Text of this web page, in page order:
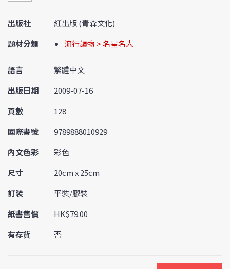
出版社
紅出版 (青森文化)
題材分類
流行讀物 > 名星名人
語言
繁體中文
出版日期
2009-07-16
頁數
128
國際書號
9789888010929
內文色彩
彩色
尺寸
20cm x 25cm
訂裝
平裝/膠裝
紙書售價
HK$79.00
有存貨
否